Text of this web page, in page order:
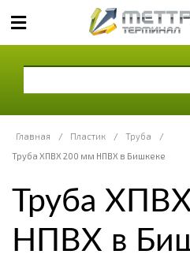
Главная / Пластик / Труба
/
Труба ХПВХ 200 мм НПВХ в Бишкеке
Труба
НПВХ в